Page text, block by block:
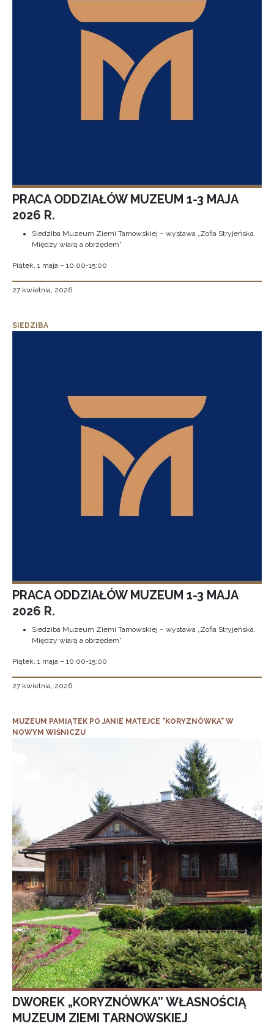
PRACA ODDZIAŁÓW MUZEUM 1-3 MAJA
2026 R.
Siedziba Muzeum Ziemi Tarnowskiej – wystawa „Zofia Stryjeńska.
Między wiarą a obrzędem”
Piątek, 1 maja – 10:00-15:00
27 kwietnia, 2026
SIEDZIBA
PRACA ODDZIAŁÓW MUZEUM 1-3 MAJA
2026 R.
Siedziba Muzeum Ziemi Tarnowskiej – wystawa „Zofia Stryjeńska.
Między wiarą a obrzędem”
Piątek, 1 maja – 10:00-15:00
27 kwietnia, 2026
MUZEUM PAMIĄTEK PO JANIE MATEJCE "KORYZNÓWKA" W
NOWYM WIŚNICZU
DWOREK „KORYZNÓWKA” WŁASNOŚCIĄ
MUZEUM ZIEMI TARNOWSKIEJ